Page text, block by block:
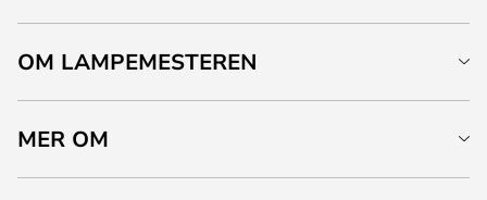
OM LAMPEMESTEREN
MER OM